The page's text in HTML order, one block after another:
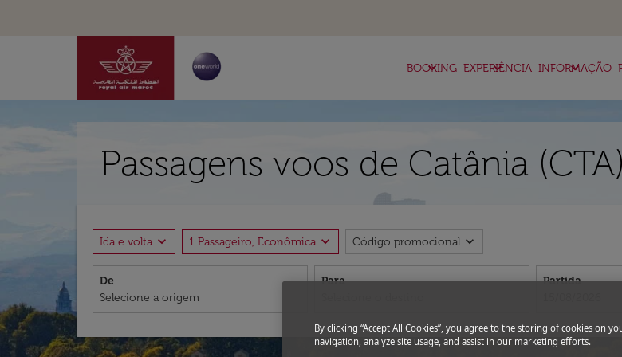
BOOKING
keyboard_arrow_down EXPERIÊNCIA
keyboard_arrow_down INFORMAÇÃO
keyboard_arrow_down
Passagens voos de Catânia
Ida e volta expand_more 1 Passageiro, Econômica expand_more Código promocional expand_more
De Para
Partida
By clicking “Accept All Cookies”, you agree to the storing of cookies on
navigation, analyze site usage, and assist in our marketing efforts.